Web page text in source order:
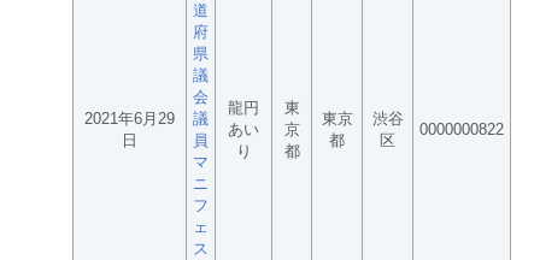
2021年6月29
日
道
府
県
議
会
議
員
マ
ニ
フ
ェ
ス
龍円
あい
り
東
京
都
東京
都
渋谷
区
0000000822